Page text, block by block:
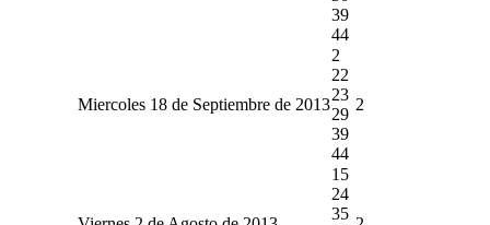
39
44
Miercoles 18 de Septiembre de 2013
2
22
23
29
39
44
2
15
24
35